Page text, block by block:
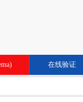
在线验证